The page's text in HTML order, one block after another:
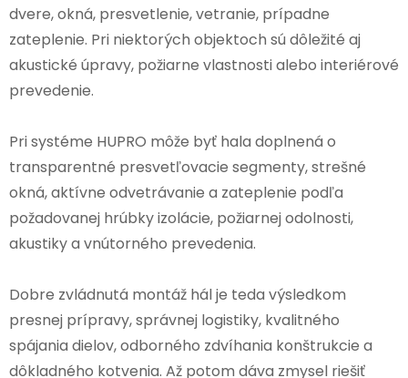
dvere, okná, presvetlenie, vetranie, prípadne
zateplenie. Pri niektorých objektoch sú dôležité aj
akustické úpravy, požiarne vlastnosti alebo interiérové
prevedenie.
Pri systéme HUPRO môže byť hala doplnená o
transparentné presvetľovacie segmenty, strešné
okná, aktívne odvetrávanie a zateplenie podľa
požadovanej hrúbky izolácie, požiarnej odolnosti,
akustiky a vnútorného prevedenia.
Dobre zvládnutá montáž hál je teda výsledkom
presnej prípravy, správnej logistiky, kvalitného
spájania dielov, odborného zdvíhania konštrukcie a
dôkladného kotvenia. Až potom dáva zmysel riešiť